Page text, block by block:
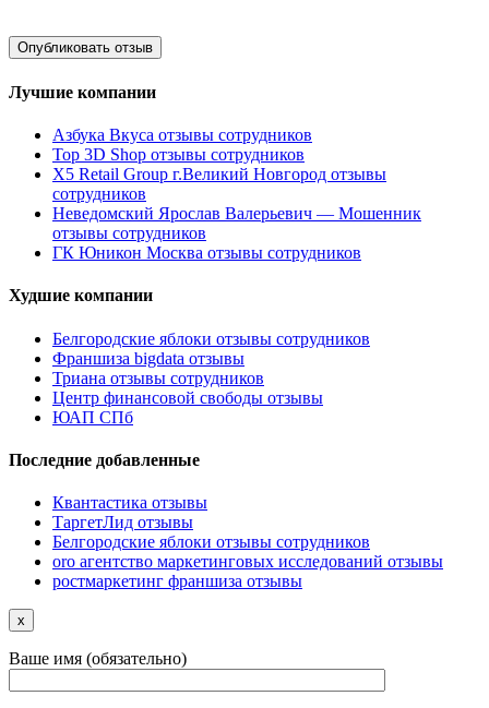
Лучшие компании
Азбука Вкуса отзывы сотрудников
Top 3D Shop отзывы сотрудников
X5 Retail Group г.Великий Новгород отзывы
сотрудников
Неведомский Ярослав Валерьевич — Мошенник
отзывы сотрудников
ГК Юникон Москва отзывы сотрудников
Худшие компании
Белгородские яблоки отзывы сотрудников
Франшиза bigdata отзывы
Триана отзывы сотрудников
Центр финансовой свободы отзывы
ЮАП СПб
Последние добавленные
Квантастика отзывы
ТаргетЛид отзывы
Белгородские яблоки отзывы сотрудников
oro агентство маркетинговых исследований отзывы
ростмаркетинг франшиза отзывы
x
Ваше имя (обязательно)